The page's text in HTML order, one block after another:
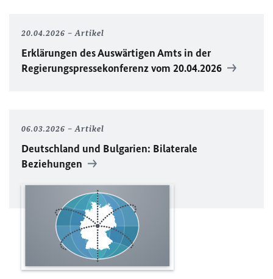
20.04.2026 Artikel
Erklärungen des Auswärtigen Amts in der
Regierungspressekonferenz vom 20.04.2026
06.03.2026 Artikel
Deutschland und Bulgarien: Bilaterale
Beziehungen